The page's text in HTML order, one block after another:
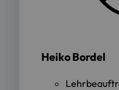
Heiko Bordel